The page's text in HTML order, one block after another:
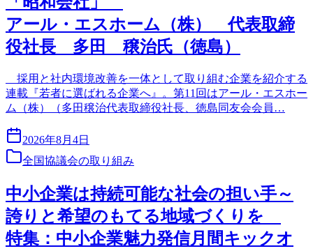
アール・エスホーム（株） 代表取締
役社長 多田 穣治氏（徳島）
採用と社内環境改善を一体として取り組む企業を紹介する
連載『若者に選ばれる企業へ』。第11回はアール・エスホー
ム（株）（多田穣治代表取締役社長、徳島同友会会員…
2026年8月4日
全国協議会の取り組み
中小企業は持続可能な社会の担い手～
誇りと希望のもてる地域づくりを
特集：中小企業魅力発信月間キックオ